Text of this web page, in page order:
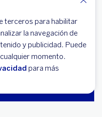
terceros para habilitar
la navegación de
y publicidad. Puede
momento.
para más
contamos con
el respeto y la
las personas reciban un
para todos.